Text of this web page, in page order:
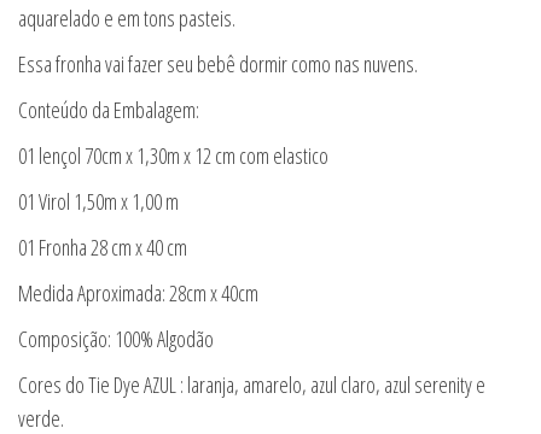
aquarelado e em tons pasteis.
Essa fronha vai fazer seu bebê dormir como nas nuvens.
Conteúdo da Embalagem:
01 lençol 70cm x 1,30m x 12 cm com elastico
01 Virol 1,50m x 1,00 m
01 Fronha 28 cm x 40 cm
Medida Aproximada: 28cm x 40cm
Composição: 100% Algodão
Cores do Tie Dye AZUL : laranja, amarelo, azul claro, azul serenity e
verde.